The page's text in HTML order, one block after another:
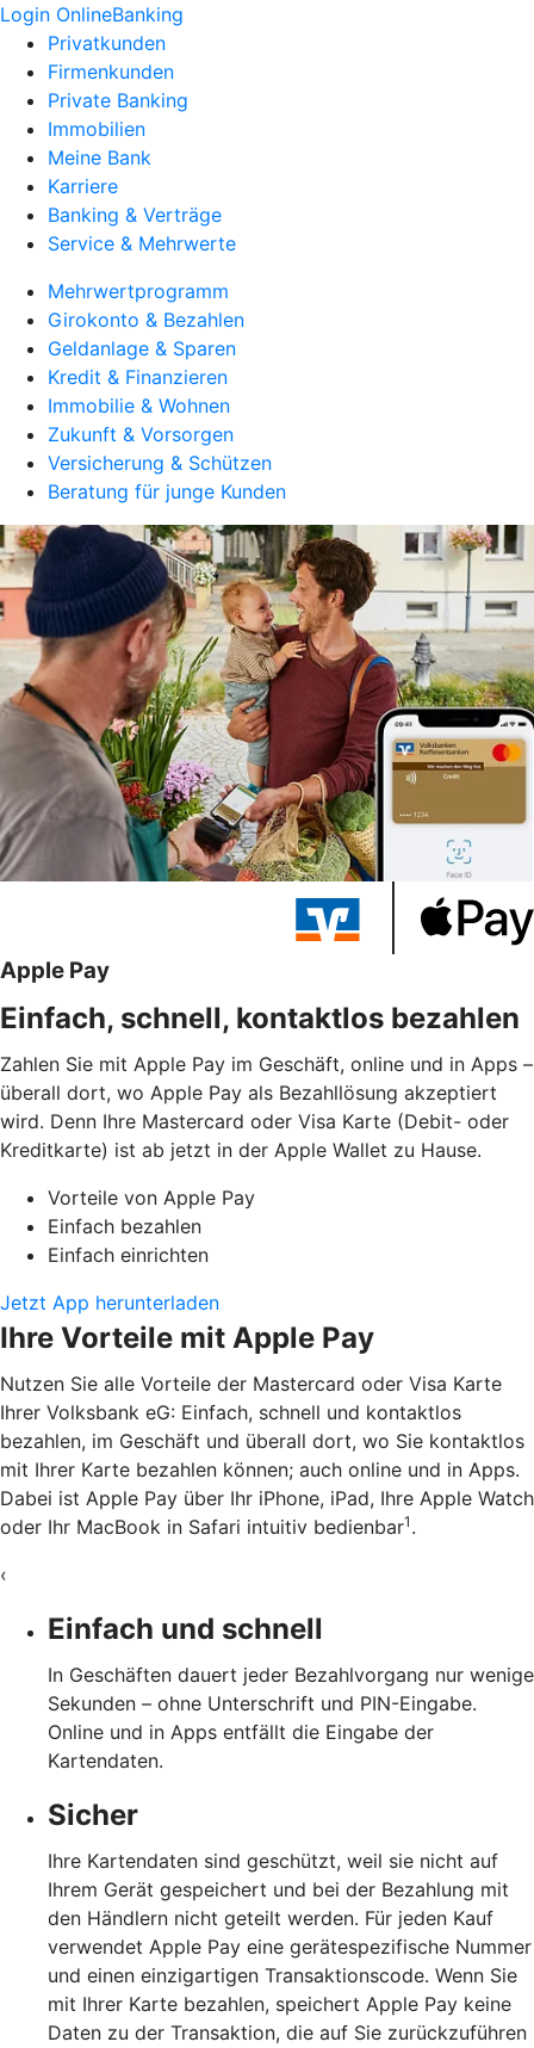
Login OnlineBanking
Privatkunden
Firmenkunden
Private Banking
Immobilien
Meine Bank
Karriere
Banking & Verträge
Service & Mehrwerte
Mehrwertprogramm
Girokonto & Bezahlen
Geldanlage & Sparen
Kredit & Finanzieren
Immobilie & Wohnen
Zukunft & Vorsorgen
Versicherung & Schützen
Beratung für junge Kunden
Apple Pay
Einfach, schnell, kontaktlos bezahlen
Zahlen Sie mit Apple Pay im Geschäft, online und in Apps –
überall dort, wo Apple Pay als Bezahllösung akzeptiert
wird. Denn Ihre Mastercard oder Visa Karte (Debit- oder
Kreditkarte) ist ab jetzt in der Apple Wallet zu Hause.
Vorteile von Apple Pay
Einfach bezahlen
Einfach einrichten
Jetzt App herunterladen
Ihre Vorteile mit Apple Pay
Nutzen Sie alle Vorteile der Mastercard oder Visa Karte
Ihrer Volksbank eG: Einfach, schnell und kontaktlos
bezahlen, im Geschäft und überall dort, wo Sie kontaktlos
mit Ihrer Karte bezahlen können; auch online und in Apps.
Dabei ist Apple Pay über Ihr iPhone, iPad, Ihre Apple Watch
oder Ihr MacBook in Safari intuitiv bedienbar1 .
‹
Einfach und schnell
In Geschäften dauert jeder Bezahlvorgang nur wenige
Sekunden – ohne Unterschrift und PIN-Eingabe.
Online und in Apps entfällt die Eingabe der
Kartendaten.
Sicher
Ihre Kartendaten sind geschützt, weil sie nicht auf
Ihrem Gerät gespeichert und bei der Bezahlung mit
den Händlern nicht geteilt werden. Für jeden Kauf
verwendet Apple Pay eine gerätespezifische Nummer
und einen einzigartigen Transaktionscode. Wenn Sie
mit Ihrer Karte bezahlen, speichert Apple Pay keine
Daten zu der Transaktion, die auf Sie zurückzuführen